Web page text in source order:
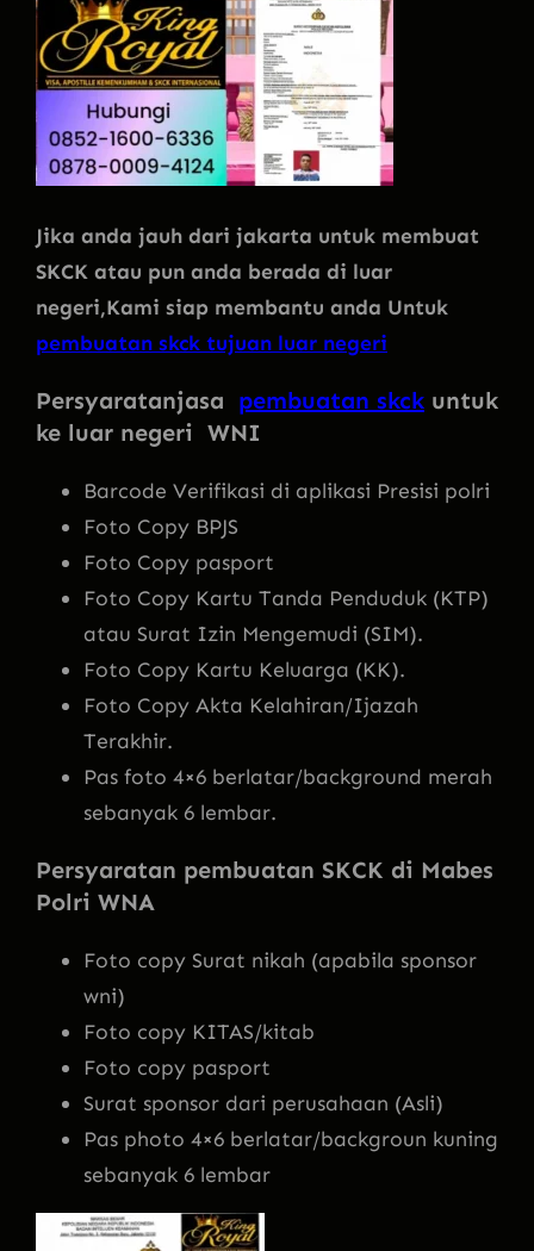
Jika anda jauh dari jakarta untuk membuat
SKCK atau pun anda berada di luar
negeri,Kami siap membantu anda Untuk
pembuatan skck tujuan luar negeri
Persyaratanjasa pembuatan skck untuk
ke luar negeri WNI
Barcode Verifikasi di aplikasi Presisi polri
Foto Copy BPJS
Foto Copy pasport
Foto Copy Kartu Tanda Penduduk (KTP)
atau Surat Izin Mengemudi (SIM).
Foto Copy Kartu Keluarga (KK).
Foto Copy Akta Kelahiran/Ijazah
Terakhir.
Pas foto 4×6 berlatar/background merah
sebanyak 6 lembar.
Persyaratan pembuatan SKCK di Mabes
Polri WNA
Foto copy Surat nikah (apabila sponsor
wni)
Foto copy KITAS/kitab
Foto copy pasport
Surat sponsor dari perusahaan (Asli)
Pas photo 4×6 berlatar/backgroun kuning
sebanyak 6 lembar